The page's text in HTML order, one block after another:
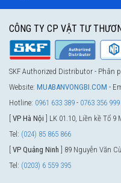
CÔNG TY CP VẬT TƯ
SKF Authorized Distributor - Phân
Website: MUABANVONGBI.COM -
Hotline: 0961 633 389 - 0763 356 999
VP Hà Nội ] LK 01.10, Liền kề Tổ
Tel: (024) 85 865 866
VP Quảng Ninh ] 89 Nguyễn Văn
Tel: (0203) 6 559 395